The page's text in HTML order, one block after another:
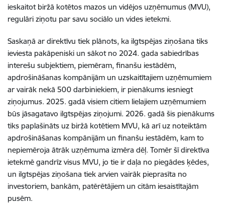
ieskaitot biržā kotētos mazos un vidējos uzņēmumus (MVU),
regulāri ziņotu par savu sociālo un vides ietekmi.
Saskaņā ar direktīvu tiek plānots, ka ilgtspējas ziņošana tiks
ieviesta pakāpeniski un sākot no 2024. gada sabiedrības
interešu subjektiem, piemēram, finanšu iestādēm,
apdrošināšanas kompānijām un uzskaitītajiem uzņēmumiem
ar vairāk nekā 500 darbiniekiem, ir pienākums iesniegt
ziņojumus. 2025. gadā visiem citiem lielajiem uzņēmumiem
būs jāsagatavo ilgtspējas ziņojumi. 2026. gadā šis pienākums
tiks paplašināts uz biržā kotētiem MVU, kā arī uz noteiktām
apdrošināšanas kompānijām un finanšu iestādēm, kam to
nepiemēroja ātrāk uzņēmuma izmēra dēļ. Tomēr šī direktīva
ietekmē gandrīz visus MVU, jo tie ir daļa no piegādes ķēdes,
un ilgtspējas ziņošana tiek arvien vairāk pieprasīta no
investoriem, bankām, patērētājiem un citām iesaistītajām
pusēm.